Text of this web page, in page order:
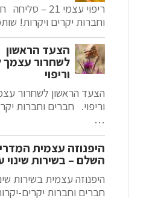
ריפוי עצמי 21 –
וחברות יקרים ויקרות!
הצעד הראשון
לשחרור עצמך
וריפוי
הצעד הראשון לשחרור
וריפוי. חברים וחברות
…
היפנוזה עצמית
השלם – בשירות שינוי
היפנוזה עצמית בשירות
חברים וחברות יקרים-